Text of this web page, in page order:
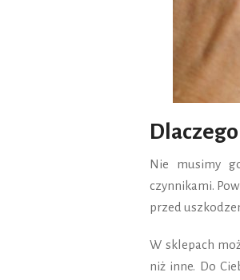
Nie musimy
czynnikami.
przed
W sklepach
niż inne. Do